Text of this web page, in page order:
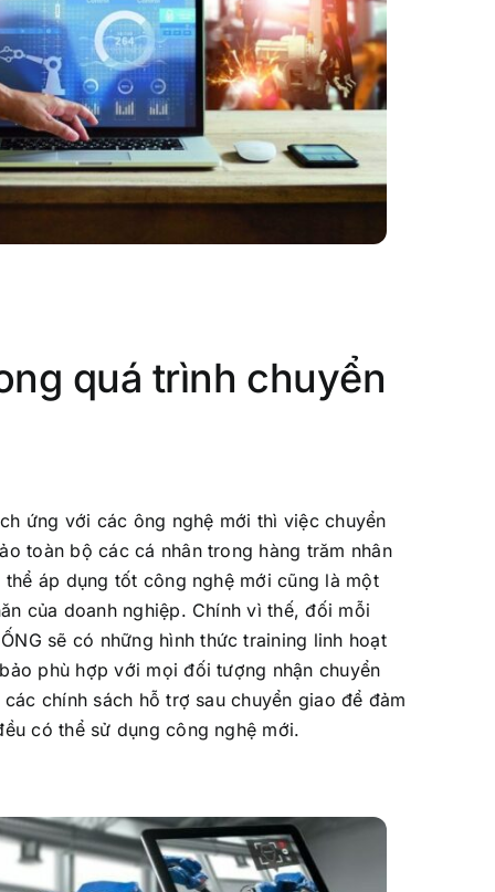
quá trình chuyển
ứng với các ông nghệ mới thì việc chuyển
toàn bộ các cá nhân trong hàng trăm nhân
áp dụng tốt công nghệ mới cũng là một
của doanh nghiệp. Chính vì thế, đối mỗi
sẽ có những hình thức training linh hoạt
phù hợp với mọi đối tượng nhận chuyển
chính sách hỗ trợ sau chuyển giao để đảm
có thể sử dụng công nghệ mới.